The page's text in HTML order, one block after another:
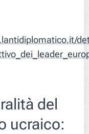
del
ucraico: